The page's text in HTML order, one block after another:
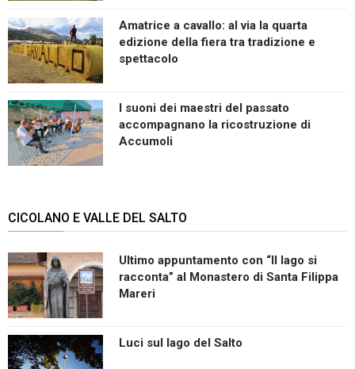
Amatrice a cavallo: al via la quarta
edizione della fiera tra tradizione e
spettacolo
I suoni dei maestri del passato
accompagnano la ricostruzione di
Accumoli
CICOLANO E VALLE DEL SALTO
Ultimo appuntamento con “Il lago si
racconta” al Monastero di Santa Filippa
Mareri
Luci sul lago del Salto